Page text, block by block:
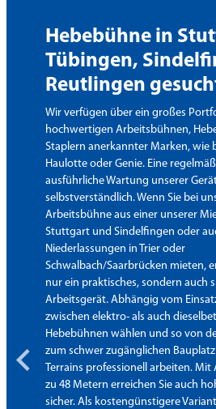
Hebebühne in
Tübingen,
Reutlingen
Wir verfügen über ein großes
hochwertigen Arbeitsbühnen,
Staplern anerkannter Marken, wie
Haulotte oder Genie. Eine
ausführliche Wartung unserer
selbstverständlich. Wenn Sie bei
Arbeitsbühne aus einer unserer
Stuttgart und Sindelfingen oder
Niederlassungen in Trier oder
Schwalbach/Saarbrücken mieten,
nur ein praktisches, sondern auch
Arbeitsgerät. Abhängig vom
zwischen elektro- als auch
Hebebühnen wählen und so von
zum schwer zugänglichen
Terrains professionell arbeiten.
zu 48 Metern erreichen Sie auch
sicher. Als kostengünstigere